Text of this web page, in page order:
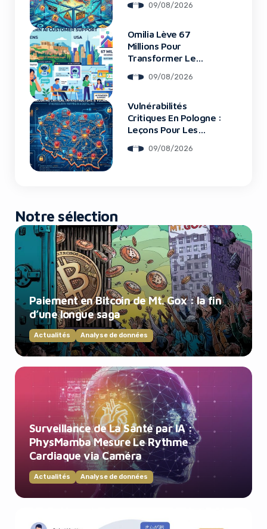
09/08/2026
Omilia Lève 67
Millions Pour
Transformer Le
09/08/2026
Vulnérabilités
Critiques En Pologne :
Leçons Pour Les
09/08/2026
Notre sélection
Paiement en Bitcoin de Mt. Gox : la fin
d’une longue saga
Actualités Analyse de données
Surveillance de La Santé par IA :
PhysMamba Mesure Le Rythme
Cardiaque via Caméra
Actualités Analyse de données
Yes, I will turn off Ad-Blocker
No Thanks